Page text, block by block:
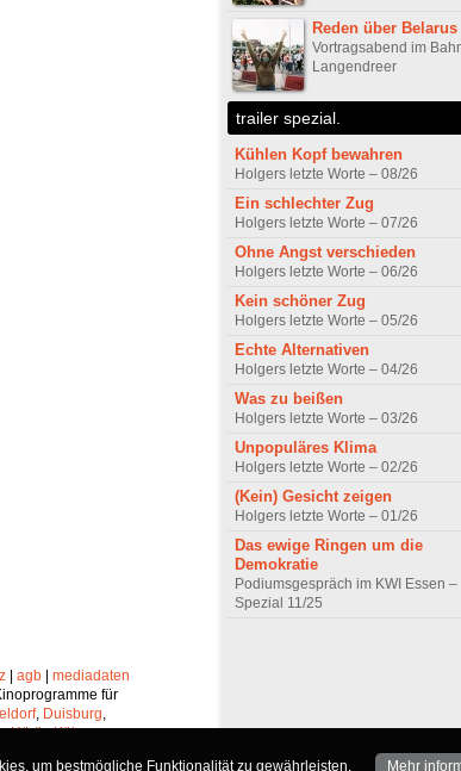
Reden über Belarus
Vortragsabend im
Langendreer
trailer spezial.
Kühlen Kopf bewahren
Holgers letzte Worte – 08/26
Ein schlechter Zug
Holgers letzte Worte – 07/26
Ohne Angst verschieden
Holgers letzte Worte – 06/26
Kein schöner Zug
Holgers letzte Worte – 05/26
Echte Alternativen
Holgers letzte Worte – 04/26
Was zu beißen
Holgers letzte Worte – 03/26
Unpopuläres Klima
Holgers letzte Worte – 02/26
(Kein) Gesicht zeigen
Holgers letzte Worte – 01/26
Das ewige Ringen um die
Demokratie
Podiumsgespräch im KWI Essen –
Spezial 11/25
| agb| mediadaten
für
, Duisburg,
,Hürth,Köln,
um bestmögliche Funktionalität zu gewährleisten. Mehr